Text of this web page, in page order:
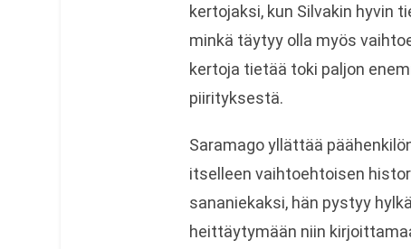
kertojaksi, kun Silvakin hyvin
minkä täytyy olla myös
kertoja tietää toki paljon
piirityksestä.
Saramago yllättää
itselleen vaihtoehtoisen
sananiekaksi, hän pystyy
heittäytymään niin